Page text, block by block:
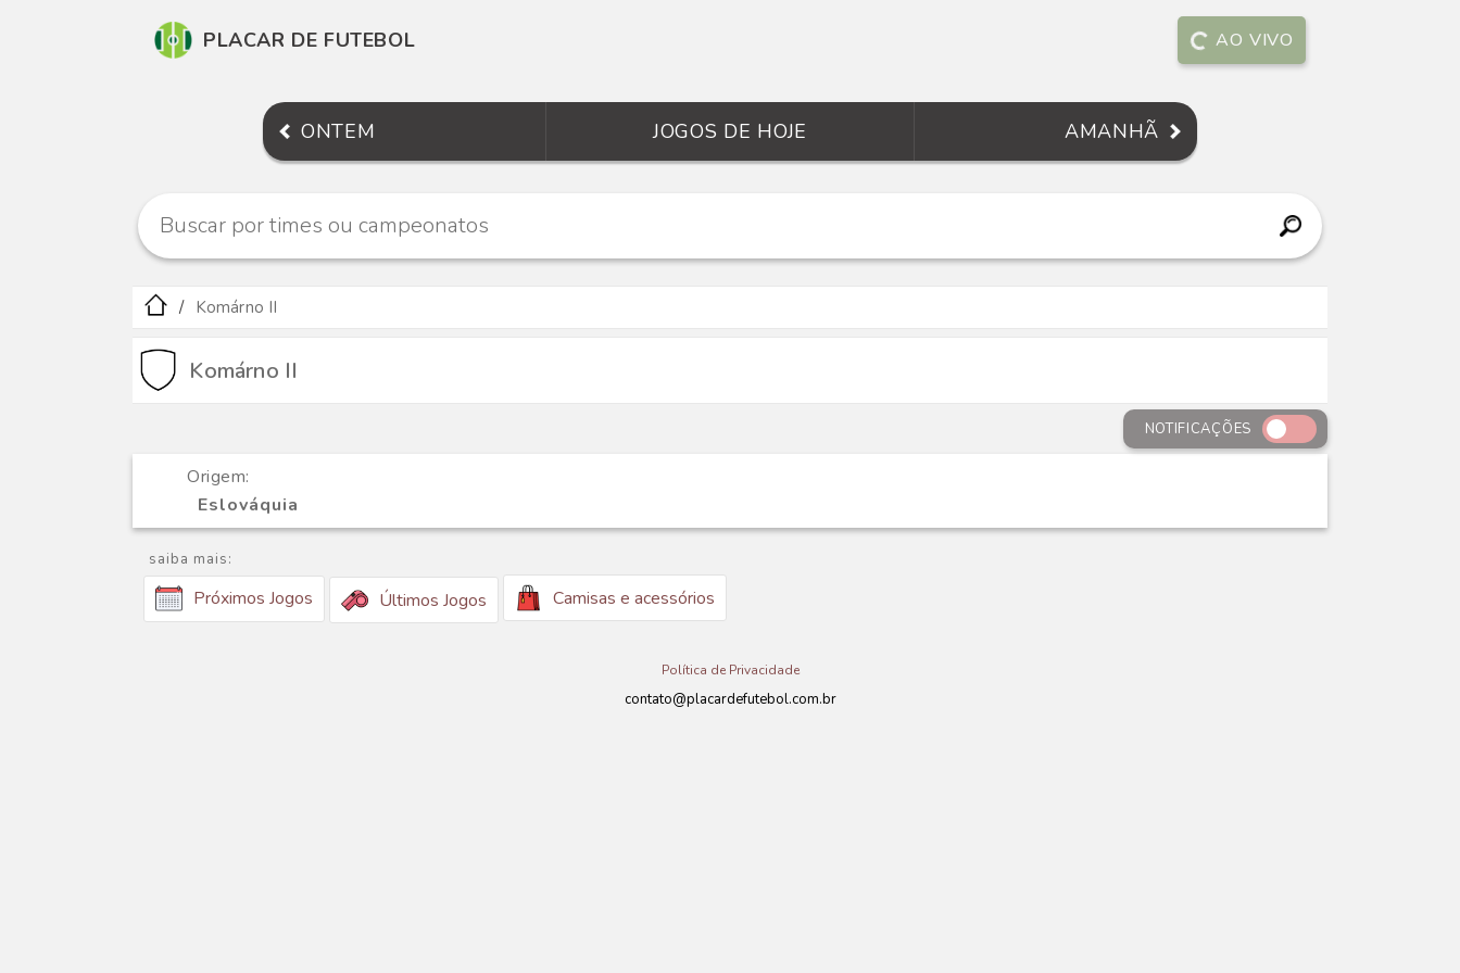
PLACAR DE FUTEBOL AO VIVO
ONTEM JOGOS DE HOJE AMANHÃ
Komárno II
Komárno II
NOTIFICAÇÕES
Origem:
Eslováquia
saiba mais:
Próximos Jogos Últimos Jogos Camisas e acessórios
Política de Privacidade
contato@placardefutebol.com.br